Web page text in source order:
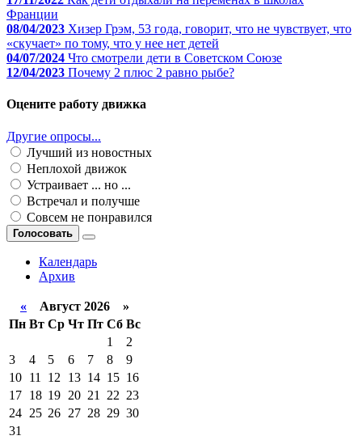
Франции
08/04/2023 Хизер Грэм, 53 года, говорит, что не чувствует, что
«скучает» по тому, что у нее нет детей
04/07/2024 Что смотрели дети в Советском Союзе
12/04/2023 Почему 2 плюс 2 равно рыбе?
Оцените работу движка
Другие опросы...
Лучший из новостных
Неплохой движок
Устраивает ... но ...
Встречал и получше
Совсем не понравился
Голосовать
Календарь
Архив
« Август 2026 »
Пн Вт Ср Чт Пт Сб Вс
1
2
3
4 5 6 7 8
9
10 11 12 13 14 15 16
17 18 19 20 21 22 23
24 25 26 27 28 29 30
31